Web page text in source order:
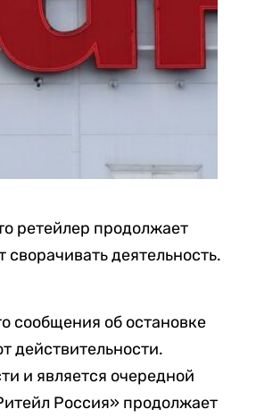
ретейлер продолжает
деятельность.
сообщения об остановке
действительности.
и является очередной
Россия» продолжает